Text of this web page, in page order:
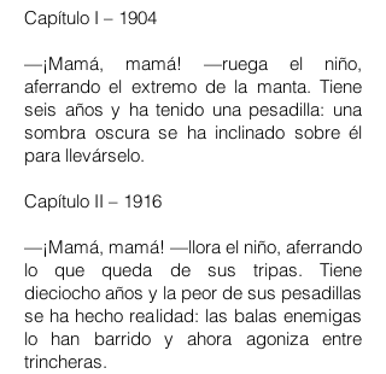
Capítulo I – 1904
—¡Mamá, mamá! —ruega el niño,
aferrando el extremo de la manta. Tiene
seis años y ha tenido una pesadilla: una
sombra oscura se ha inclinado sobre él
para llevárselo.
Capítulo II – 1916
—¡Mamá, mamá! —llora el niño, aferrando
lo que queda de sus tripas. Tiene
dieciocho años y la peor de sus pesadillas
se ha hecho realidad: las balas enemigas
lo han barrido y ahora agoniza entre
trincheras.